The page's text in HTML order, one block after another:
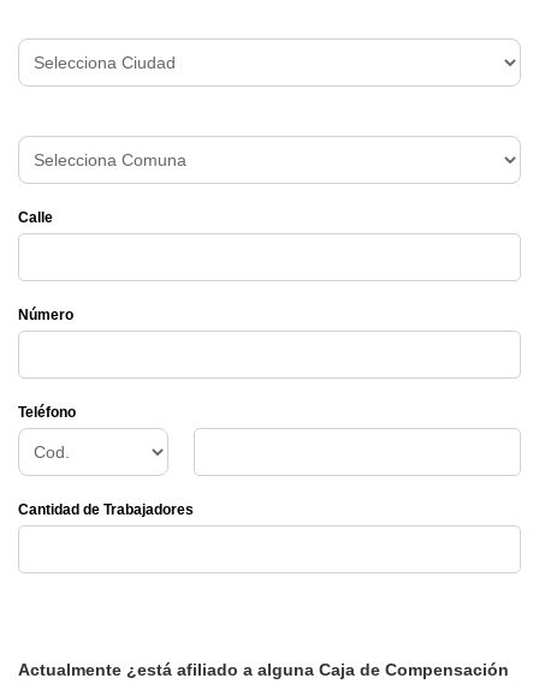
Calle
Número
Teléfono
Cantidad de Trabajadores
Actualmente ¿está afiliado a alguna Caja de Compensación